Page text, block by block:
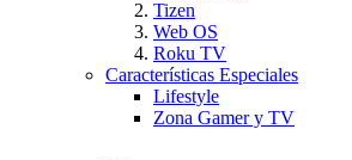
Tizen
Web OS
Roku TV
Características Especiales
Lifestyle
Zona Gamer y TV